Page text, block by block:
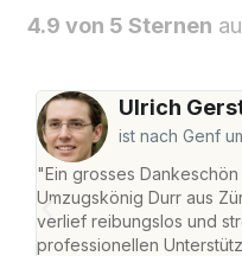
4.9 von 5 Sternen
Ulrich
ist nach Genf
"Ein grosses
Umzugskönig Durr aus
verlief reibungslos und
professionellen